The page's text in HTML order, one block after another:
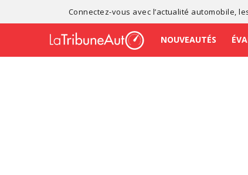
Connectez-vous avec l’actualité automobile ,
NOUVEAUTÉS